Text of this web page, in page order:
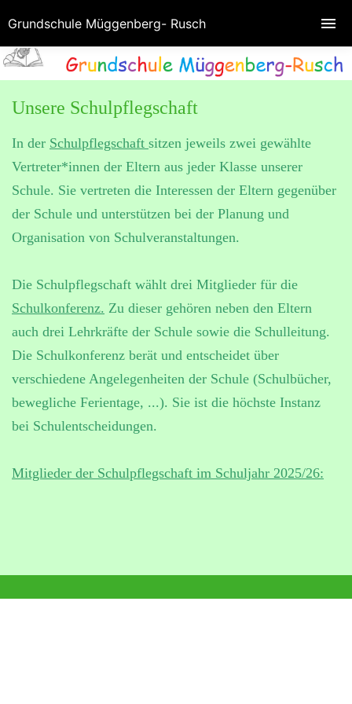
Unsere Schulpflegschaft
In der Schulpflegschaft sitzen jeweils zwei gewählte
Vertreter*innen der Eltern aus jeder Klasse unserer
Schule. Sie vertreten die Interessen der Eltern gegenüber
der Schule und unterstützen bei der Planung und
Organisation von Schulveranstaltungen.
Die Schulpflegschaft wählt drei Mitglieder für die
Schulkonferenz. Zu dieser gehören neben den Eltern
auch drei Lehrkräfte der Schule sowie die Schulleitung.
Die Schulkonferenz berät und entscheidet über
verschiedene Angelegenheiten der Schule (Schulbücher,
bewegliche Ferientage, ...). Sie ist die höchste Instanz
bei Schulentscheidungen.
Mitglieder der Schulpflegschaft im Schuljahr 2025/26:
Grundschule Müggenberg- Rusch